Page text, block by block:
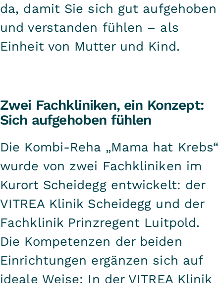
da, damit Sie sich gut aufgehoben
und verstanden fühlen – als
Einheit von Mutter und Kind.
Zwei Fachkliniken, ein Konzept:
Sich aufgehoben fühlen
Die Kombi-Reha „Mama hat Krebs“
wurde von zwei Fachkliniken im
Kurort Scheidegg entwickelt: der
VITREA Klinik Scheidegg und der
Fachklinik Prinzregent Luitpold.
Die Kompetenzen der beiden
Einrichtungen ergänzen sich auf
ideale Weise: In der VITREA Klinik